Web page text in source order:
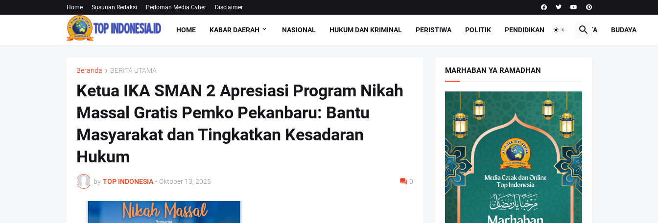
Home Susunan Redaksi Pedoman Media Cyber Disclaimer
HOME KABAR DAERAH NASIONAL HUKUM DAN KRIMINAL PERISTIWA POLITIK PENDIDIKAN PARIWISATA BUDAYA
Beranda BERITA UTAMA
Ketua IKA SMAN 2 Apresiasi Program Nikah
Massal Gratis Pemko Pekanbaru: Bantu
Masyarakat dan Tingkatkan Kesadaran
Hukum
by TOP INDONESIA - Oktober 13, 2025 0
MARHABAN YA RAMADHAN